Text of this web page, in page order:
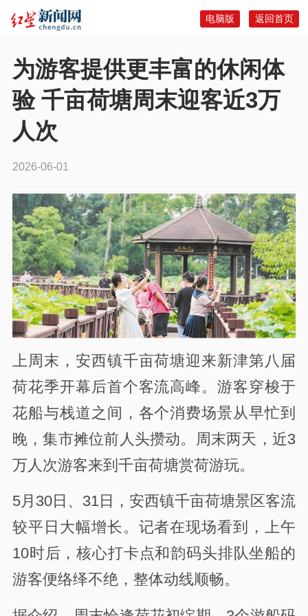
返回首页
电脑版
为游客提供更丰富的休闲体
验 千亩荷塘周末迎客近3万
人次
2026-06-01
上周末，安西镇千亩荷塘迎来新津第八届
荷花季开幕后首个客流高峰。游客穿梭于
花船与栈道之间，各个消费场景从早忙到
晚，集市摊位前人头攒动。周末两天，近3
万人次游客来到千亩荷塘赏荷游玩。
5月30日、31日，安西镇千亩荷塘景区客流
较平日大幅增长。记者在现场看到，上午
10时后，核心打卡点和韵码头排队坐船的
游客便络绎不绝，整体动线顺畅。